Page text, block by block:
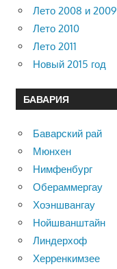
Лето 2008 и 2009
Лето 2010
Лето 2011
Новый 2015 год
БАВАРИЯ
Баварский рай
Мюнхен
Нимфенбург
Обераммергау
Хоэншвангау
Нойшванштайн
Линдерхоф
Херренкимзее